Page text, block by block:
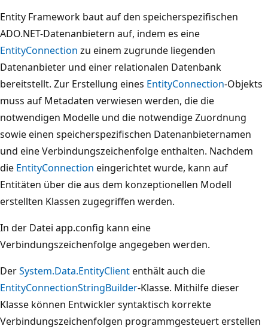
Entity Framework baut auf den speicherspezifischen
ADO.NET-Datenanbietern auf, indem es eine
EntityConnection zu einem zugrunde liegenden
Datenanbieter und einer relationalen Datenbank
bereitstellt. Zur Erstellung eines EntityConnection-Objekts
muss auf Metadaten verwiesen werden, die die
notwendigen Modelle und die notwendige Zuordnung
sowie einen speicherspezifischen Datenanbieternamen
und eine Verbindungszeichenfolge enthalten. Nachdem
die EntityConnection eingerichtet wurde, kann auf
Entitäten über die aus dem konzeptionellen Modell
erstellten Klassen zugegriffen werden.
In der Datei app.config kann eine
Verbindungszeichenfolge angegeben werden.
DerSystem.Data.EntityCliententhält auch die
EntityConnectionStringBuilder-Klasse. Mithilfe dieser
Klasse können Entwickler syntaktisch korrekte
Verbindungszeichenfolgen programmgesteuert erstellen